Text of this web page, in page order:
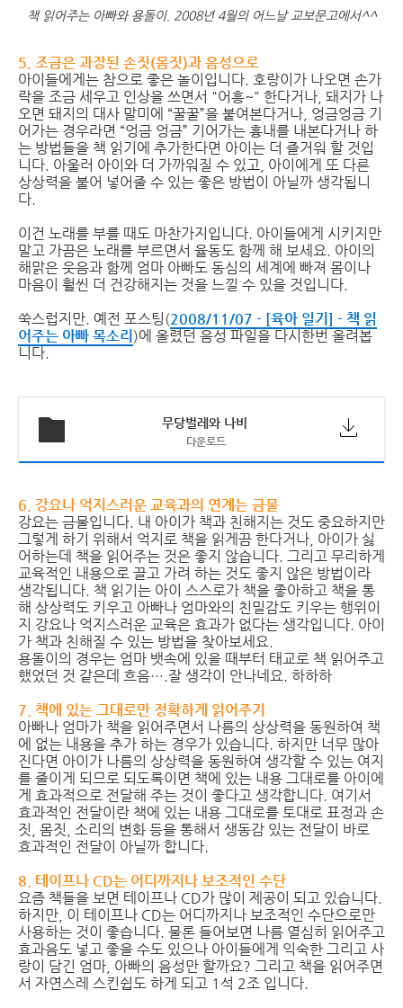
책 읽어주는 아빠와 용돌이. 2008년 4월의 어느날 교보문고에서^^
5. 조금은 과장된 손짓(몸짓)과 음성으로
아이들에게는 참으로 좋은 놀이입니다. 호랑이가 나오면 손가
락을 조금 세우고 인상을 쓰면서 "어흥~" 한다거나, 돼지가 나
오면 돼지의 대사 말미에 “꿀꿀”을 붙여본다거나, 엉금엉금 기
어가는 경우라면 “엉금 엉금” 기어가는 흉내를 내본다거나 하
는 방법들을 책 읽기에 추가한다면 아이는 더 즐거워 할 것입
니다. 아울러 아이와 더 가까워질 수 있고, 아이에게 또 다른
상상력을 불어 넣어줄 수 있는 좋은 방법이 아닐까 생각됩니
다.
이건 노래를 부를 때도 마찬가지입니다. 아이들에게 시키지만
말고 가끔은 노래를 부르면서 율동도 함께 해 보세요. 아이의
해맑은 웃음과 함께 엄마 아빠도 동심의 세계에 빠져 몸이나
마음이 훨씬 더 건강해지는 것을 느낄 수 있을 것입니다.
쑥스럽지만. 예전 포스팅(2008/11/07 - [육아 일기] - 책 읽
어주는 아빠 목소리 )에 올렸던 음성 파일을 다시한번 올려봅
니다.
무당벌레와 나비
다운로드
6. 강요나 억지스러운 교육과의 연계는 금물
강요는 금물입니다. 내 아이가 책과 친해지는 것도 중요하지만
그렇게 하기 위해서 억지로 책을 읽게끔 한다거나, 아이가 싫
어하는데 책을 읽어주는 것은 좋지 않습니다. 그리고 무리하게
교육적인 내용으로 끌고 가려 하는 것도 좋지 않은 방법이라
생각됩니다. 책 읽기는 아이 스스로가 책을 좋아하고 책을 통
해 상상력도 키우고 아빠나 엄마와의 친밀감도 키우는 행위이
지 강요나 억지스러운 교육은 효과가 없다는 생각입니다. 아이
가 책과 친해질 수 있는 방법을 찾아보세요.
용돌이의 경우는 엄마 뱃속에 있을 때부터 태교로 책 읽어주고
했었던 것 같은데 흐음….잘 생각이 안나네요. 하하하
7. 책에 있는 그대로만 정확하게 읽어주기
아빠나 엄마가 책을 읽어주면서 나름의 상상력을 동원하여 책
에 없는 내용을 추가 하는 경우가 있습니다. 하지만 너무 많아
진다면 아이가 나름의 상상력을 동원하여 생각할 수 있는 여지
를 줄이게 되므로 되도록이면 책에 있는 내용 그대로를 아이에
게 효과적으로 전달해 주는 것이 좋다고 생각합니다. 여기서
효과적인 전달이란 책에 있는 내용 그대로를 토대로 표정과 손
짓, 몸짓, 소리의 변화 등을 통해서 생동감 있는 전달이 바로
효과적인 전달이 아닐까 합니다.
8. 테이프나 CD는 어디까지나 보조적인 수단
요즘 책들을 보면 테이프나 CD가 많이 제공이 되고 있습니다.
하지만, 이 테이프나 CD는 어디까지나 보조적인 수단으로만
사용하는 것이 좋습니다. 물론 들어보면 나름 열심히 읽어주고
효과음도 넣고 좋을 수도 있으나 아이들에게 익숙한 그리고 사
랑이 담긴 엄마, 아빠의 음성만 할까요? 그리고 책을 읽어주면
서 자연스레 스킨쉽도 하게 되고 1석 2조 입니다.